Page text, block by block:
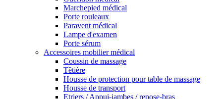
Marchepied médical
Porte rouleaux
Paravent médical
Lampe d'examen
Porte sérum
Accessoires mobilier médical
Coussin de massage
Têtière
Housse de protection pour table de massage
Housse de transport
Etriers / Appui-jambes / repose-bras